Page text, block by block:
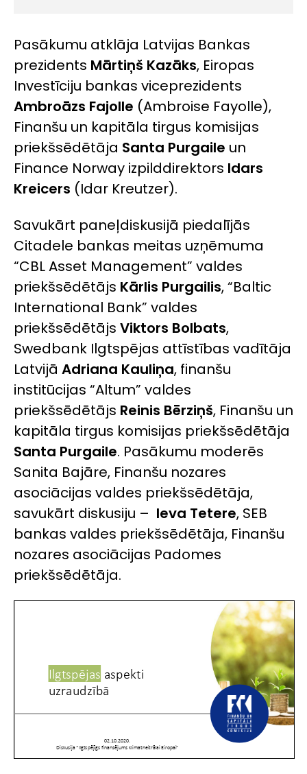
Pasākumu atklāja Latvijas Bankas
prezidents Mārtiņš Kazāks, Eiropas
Investīciju bankas viceprezidents
Ambroāzs Fajolle (Ambroise Fayolle),
Finanšu un kapitāla tirgus komisijas
priekšsēdētāja Santa Purgaile un
Finance Norway izpilddirektors Idars
Kreicers (Idar Kreutzer).
Savukārt paneļdiskusijā piedalījās
Citadele bankas meitas uzņēmuma
“CBL Asset Management” valdes
priekšsēdētājs Kārlis Purgailis, “Baltic
International Bank” valdes
priekšsēdētājs Viktors Bolbats,
Swedbank Ilgtspējas attīstības vadītāja
Latvijā Adriana Kauliņa, finanšu
institūcijas “Altum” valdes
priekšsēdētājs Reinis Bērziņš, Finanšu un
kapitāla tirgus komisijas priekšsēdētāja
Santa Purgaile. Pasākumu moderēs
Sanita Bajāre, Finanšu nozares
asociācijas valdes priekšsēdētāja,
savukārt diskusiju – Ieva Tetere, SEB
bankas valdes priekšsēdētāja, Finanšu
nozares asociācijas Padomes
priekšsēdētāja.